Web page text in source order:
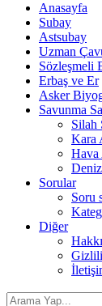
Anasayfa
Subay
Astsubay
Uzman
Sözleşmeli
Erbaş ve Er
Asker
Savunma
Silah
Kara
Hava
Sorular
Soru
Diğer